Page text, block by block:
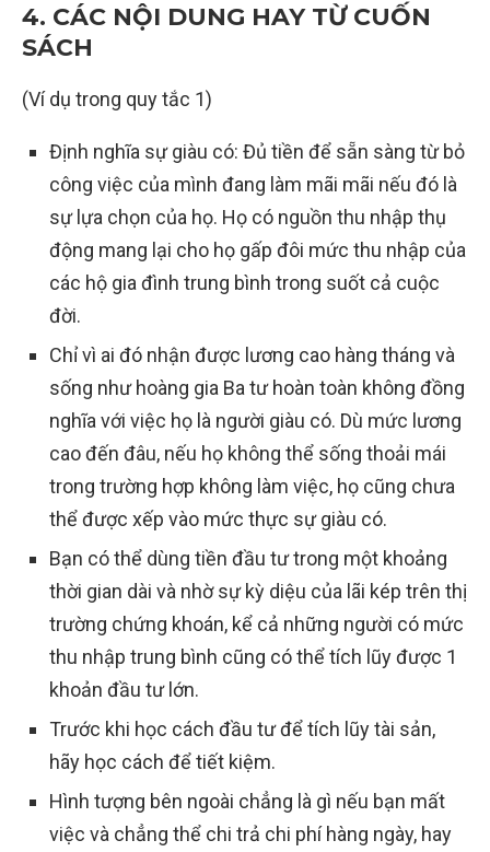
4. CÁC NỘI DUNG HAY TỪ CUỐN
SÁCH
(Ví dụ trong quy tắc 1)
Định nghĩa sự giàu có: Đủ tiền để sẵn sàng từ bỏ
công việc của mình đang làm mãi mãi nếu đó là
sự lựa chọn của họ. Họ có nguồn thu nhập thụ
động mang lại cho họ gấp đôi mức thu nhập của
các hộ gia đình trung bình trong suốt cả cuộc
đời.
Chỉ vì ai đó nhận được lương cao hàng tháng và
sống như hoàng gia Ba tư hoàn toàn không đồng
nghĩa với việc họ là người giàu có. Dù mức lương
cao đến đâu, nếu họ không thể sống thoải mái
trong trường hợp không làm việc, họ cũng chưa
thể được xếp vào mức thực sự giàu có.
Bạn có thể dùng tiền đầu tư trong một khoảng
thời gian dài và nhờ sự kỳ diệu của lãi kép trên thị
trường chứng khoán, kể cả những người có mức
thu nhập trung bình cũng có thể tích lũy được 1
khoản đầu tư lớn.
Trước khi học cách đầu tư để tích lũy tài sản,
hãy học cách để tiết kiệm.
Hình tượng bên ngoài chẳng là gì nếu bạn mất
việc và chẳng thể chi trả chi phí hàng ngày, hay